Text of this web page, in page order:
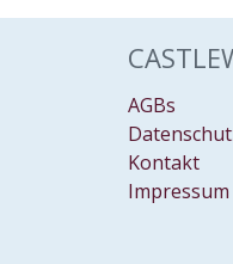
AGBs
Kontakt
Impressum